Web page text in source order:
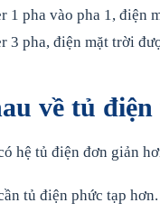
1 pha vào pha 1, điện
3 pha, điện mặt trời
về tủ
hệ tủ điện đơn giản
tủ điện phức tạp